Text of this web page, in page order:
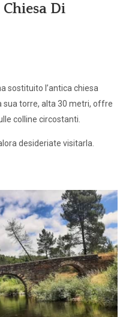
Di
sostituito l’antica chiesa
sua torre, alta 30 metri, offre
colline circostanti.
desideriate visitarla.